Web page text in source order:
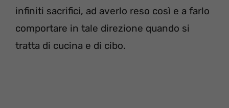
infiniti sacrifici, ad averlo reso così e a farlo
comportare in tale direzione quando si
tratta di cucina e di cibo.